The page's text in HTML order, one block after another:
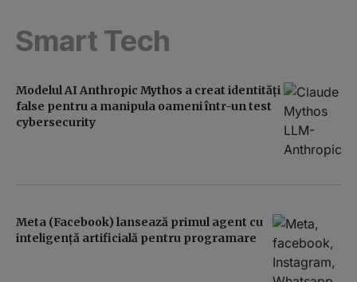
Smart Tech
Modelul AI Anthropic Mythos a creat identităţi
false pentru a manipula oameni într-un test
cybersecurity
Meta (Facebook) lansează primul agent cu
inteligență artificială pentru programare